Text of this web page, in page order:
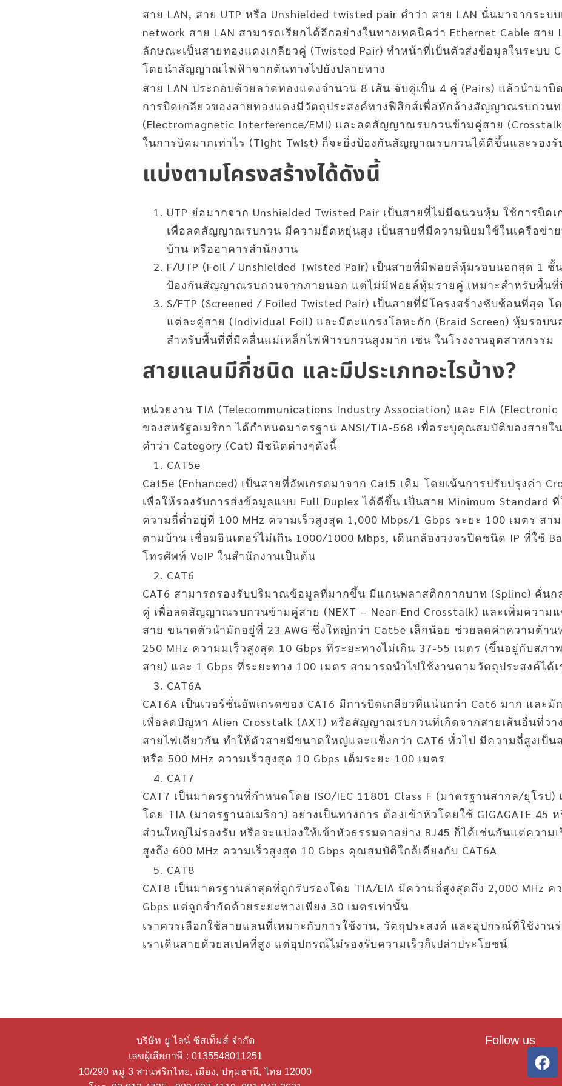
สาย LAN, สาย UTP หรือ Unshielded twisted pair คำว่า สาย LAN นั่นมาจากระบ
network สาย LAN สามารถเรียกได้อีกอย่างในทางเทคนิคว่า Ethernet Cable สาย
ลักษณะเป็นสายทองแดงเกลียวคู่ (Twisted Pair) ทำหน้าที่เป็นตัวส่งข้อมูลในระบบ
โดยนำสัญญาณไฟฟ้าจากต้นทางไปยังปลายทาง
สาย LAN ประกอบด้วยลวดทองแดงจำนวน 8 เส้น จับคู่เป็น 4 คู่ (Pairs) แล้วนำมาบิ
การบิดเกลียวของสายทองแดงมีวัตถุประสงค์ทางฟิสิกส์เพื่อหักล้างสัญญาณรบกวน
(Electromagnetic Interference/EMI) และลดสัญญาณรบกวนข้ามคู่สาย
ในการบิดมากเท่าไร (Tight Twist) ก็จะยิ่งป้องกันสัญญาณรบกวนได้ดีขึ้นและรอง
แบ่งตามโครงสร้างได้ดังนี้
UTP ย่อมากจาก Unshielded Twisted Pair เป็นสายที่ไม่มีฉนวนหุ้ม ใช้การบิดเ
เพื่อลดสัญญาณรบกวน มีความยืดหยุ่นสูง เป็นสายที่มีความนิยมใช้ในเครือข่า
บ้าน หรืออาคารสำนักงาน
F/UTP (Foil / Unshielded Twisted Pair) เป็นสายที่มีฟอยล์หุ้มรอบนอกสุด 1 ชั้
ป้องกันสัญญาณรบกวนจากภายนอก แต่ไม่มีฟอยล์หุ้มรายคู่ เหมาะสำหรับพื้น
S/FTP (Screened / Foiled Twisted Pair) เป็นสายที่มีโครงสร้างซับซ้อนที่สุด
แต่ละคู่สาย (Individual Foil) และมีตะแกรงโลหะถัก (Braid Screen) หุ้มรอบ
สำหรับพื้นที่ที่มีคลื่นแม่เหล็กไฟฟ้ารบกวนสูงมาก เช่น ในโรงงานอุตสาหกรรม
สายแลนมีกี่ชนิด และมีประเภทอะไรบ้าง?
หน่วยงาน TIA (Telecommunications Industry Association) และ EIA
ของสหรัฐอเมริกา ได้กำหนดมาตรฐาน ANSI/TIA-568 เพื่อระบุคุณสมบัติของสายใ
คำว่า Category (Cat) มีชนิดต่างๆดังนี้
CAT5e
Cat5e (Enhanced) เป็นสายที่อัพเกรดมาจาก Cat5 เดิม โดยเน้นการปรับปรุงค่า
เพื่อให้รองรับการส่งข้อมูลแบบ Full Duplex ได้ดีขึ้น เป็นสาย Minimum Standard
ความถี่ต่ำอยู่ที่ 100 MHz ความเร็วสูงสุด 1,000 Mbps/1 Gbps ระยะ 100 เมตร สา
ตามบ้าน เชื่อมอินเตอร์ไม่เกิน 1000/1000 Mbps, เดินกล้องวงจรปิดชนิด IP ที่ใช้
โทรศัพท์ VoIP ในสำนักงานเป็นต้น
CAT6
CAT6 สามารถรองรับปริมาณข้อมูลที่มากขึ้น มีแกนพลาสติกกากบาท (Spline) คั่นก
คู่ เพื่อลดสัญญาณรบกวนข้ามคู่สาย (NEXT – Near-End Crosstalk) และเพิ่มความ
สาย ขนาดตัวนำมักอยู่ที่ 23 AWG ซึ่งใหญ่กว่า Cat5e เล็กน้อย ช่วยลดค่าความต้า
250 MHz ความมเร็วสูงสุด 10 Gbps ที่ระยะทางไม่เกิน 37-55 เมตร (ขึ้นอยู่กับส
สาย) และ 1 Gbps ที่ระยะทาง 100 เมตร สามารถนำไปใช้งานตามวัตถุประสงค์ได้เ
CAT6A
CAT6A เป็นเวอร์ชั่นอัพเกรดของ CAT6 มีการบิดเกลียวที่แน่นกว่า Cat6 มาก และ
เพื่อลดปัญหา Alien Crosstalk (AXT) หรือสัญญาณรบกวนที่เกิดจากสายเส้นอื่นที่วา
สายไฟเดียวกัน ทำให้ตัวสายมีขนาดใหญ่และแข็งกว่า CAT6 ทั่วไป มีความถี่สูงเป็นส
หรือ 500 MHz ความเร็วสูงสุด 10 Gbps เต็มระยะ 100 เมตร
CAT7
CAT7 เป็นมาตรฐานที่กำหนดโดย ISO/IEC 11801 Class F (มาตรฐานสากล/ยุโรป
โดย TIA (มาตรฐานอเมริกา) อย่างเป็นทางการ ต้องเข้าหัวโดยใช้ GIGAGATE 45
ส่วนใหญ่ไม่รองรับ หรือจะแปลงให้เข้าหัวธรรมดาอย่าง RJ45 ก็ได้เช่นกันแต่ความ
สูงถึง 600 MHz ความเร็วสูงสุด 10 Gbps คุณสมบัติใกล้เคียงกับ CAT6A
CAT8
CAT8 เป็นมาตรฐานล่าสุดที่ถูกรับรองโดย TIA/EIA มีความถี่สูงสุดถึง 2,000 MHz ค
Gbps แต่ถูกจำกัดด้วยระยะทางเพียง 30 เมตรเท่านั้น
เราควรเลือกใช้สายแลนที่เหมาะกับการใช้งาน, วัตถุประสงค์ และอุปกรณ์ที่ใช้งาน
เราเดินสายด้วยสเปคที่สูง แต่อุปกรณ์ไม่รองรับความเร็วก็เปล่าประโยชน์
บริษัท ยู-ไลน์ ซิสเท็มส์ จำกัด
เลขผู้เสียภาษี : 0135548011251
10/290 หมู่ 3 สวนพริกไทย, เมือง, ปทุมธานี, ไทย 12000
Follow us